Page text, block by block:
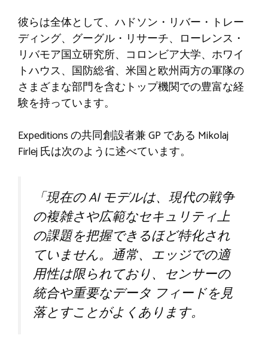
彼らは全体として、ハドソン・リバー・トレー
ディング、グーグル・リサーチ、ローレンス・
リバモア国立研究所、コロンビア大学、ホワイ
トハウス、国防総省、米国と欧州両方の軍隊の
さまざまな部門を含むトップ機関での豊富な経
験を持っています。
Expeditions の共同創設者兼 GP である Mikolaj
Firlej 氏は次のように述べています。
「現在の AI モデルは、現代の戦争
の複雑さや広範なセキュリティ上
の課題を把握できるほど特化され
ていません。通常、エッジでの適
用性は限られており、センサーの
統合や重要なデータ フィードを見
落とすことがよくあります。